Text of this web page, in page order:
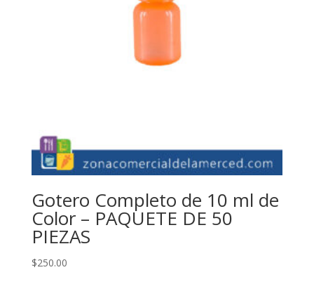
Gotero Completo de 10 ml de
Color – PAQUETE DE 50
PIEZAS
$250.00